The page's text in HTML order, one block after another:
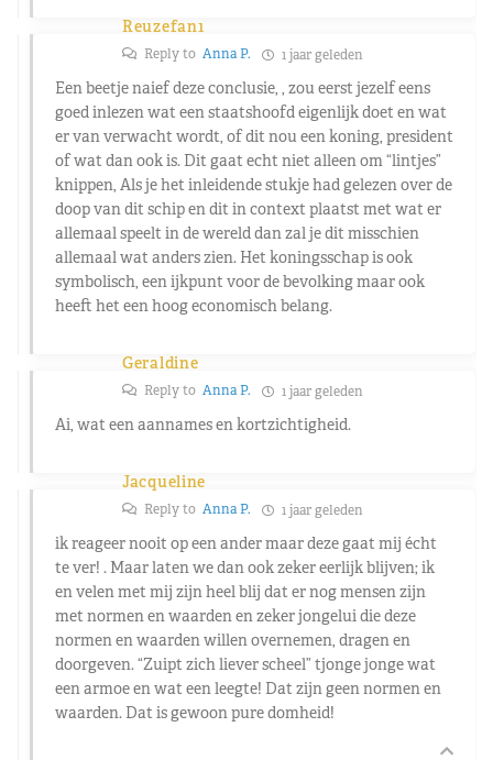
Reuzefan1
Reply to Anna P. 1 jaar geleden
Een beetje naief deze conclusie, , zou eerst jezelf eens
goed inlezen wat een staatshoofd eigenlijk doet en wat
er van verwacht wordt, of dit nou een koning, president
of wat dan ook is. Dit gaat echt niet alleen om “lintjes”
knippen, Als je het inleidende stukje had gelezen over de
doop van dit schip en dit in context plaatst met wat er
allemaal speelt in de wereld dan zal je dit misschien
allemaal wat anders zien. Het koningsschap is ook
symbolisch, een ijkpunt voor de bevolking maar ook
heeft het een hoog economisch belang.
Geraldine
Reply to Anna P. 1 jaar geleden
Ai, wat een aannames en kortzichtigheid.
Jacqueline
Reply to Anna P. 1 jaar geleden
ik reageer nooit op een ander maar deze gaat mij écht
te ver! . Maar laten we dan ook zeker eerlijk blijven; ik
en velen met mij zijn heel blij dat er nog mensen zijn
met normen en waarden en zeker jongelui die deze
normen en waarden willen overnemen, dragen en
doorgeven. “Zuipt zich liever scheel” tjonge jonge wat
een armoe en wat een leegte! Dat zijn geen normen en
waarden. Dat is gewoon pure domheid!